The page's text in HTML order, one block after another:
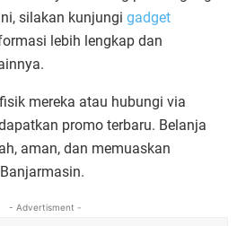
silakan kunjungi gadget
lebih lengkap dan
mereka atau hubungi via
promo terbaru. Belanja
aman, dan memuaskan
- Advertisment -